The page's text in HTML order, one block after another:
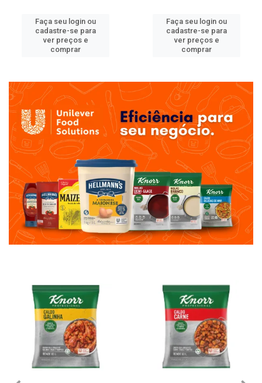
Faça seu login ou
cadastre-se para
ver preços e
comprar
Faça seu login ou
cadastre-se para
ver preços e
comprar